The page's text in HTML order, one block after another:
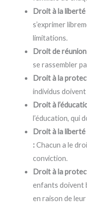
Droit à la liberté
s’exprimer
limitations.
Droit de
se rassembler
Droit à la
individus
Droit à
l’éducation, qui
Droit à la liberté
:Chacun a le
conviction.
Droit à la
enfants doivent
en raison de